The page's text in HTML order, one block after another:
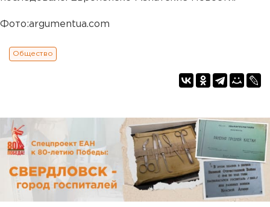
Фото:argumentua.com
Общество